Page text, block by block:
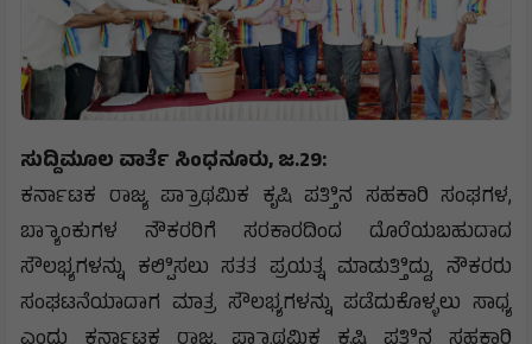
ಸುದ್ದಿಮೂಲ ವಾರ್ತೆ ಸಿಂಧನೂರು, ಜ.29:
ಕರ್ನಾಟಕ ರಾಜ್ಯ ಪ್ರಾಾಥಮಿಕ ಕೃಷಿ ಪತ್ತಿಿನ ಸಹಕಾರಿ ಸಂಘಗಳ,
ಬ್ಯಾಾಂಕುಗಳ ನೌಕರರಿಗೆ ಸರಕಾರದಿಂದ ದೊರೆಯಬಹುದಾದ
ಸೌಲಭ್ಯಗಳನ್ನು ಕಲ್ಪಿಿಸಲು ಸತತ ಪ್ರಯತ್ನ ಮಾಡುತ್ತಿಿದ್ದು, ನೌಕರರು
ಸಂಘಟನೆಯಾದಾಗ ಮಾತ್ರ ಸೌಲಭ್ಯಗಳನ್ನು ಪಡೆದುಕೊಳ್ಳಲು ಸಾಧ್ಯ